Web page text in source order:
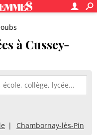
à Cussey-
Chambornay-lès-Pin